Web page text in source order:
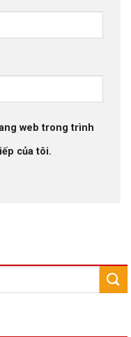
web trong trình
của tôi.